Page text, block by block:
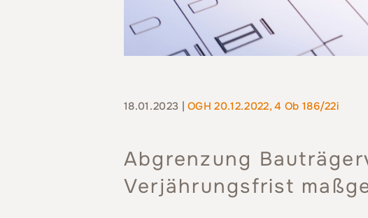
18.01.2023 |OGH 20.12.2022, 4 Ob 186/22i
Abgrenzung
Verjährungsfrist